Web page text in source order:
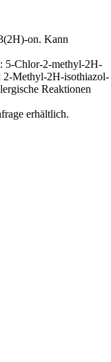
on. Kann
5-Chlor-2-methyl-2H-
2-Methyl-2H-isothiazol-
Reaktionen
erhältlich.